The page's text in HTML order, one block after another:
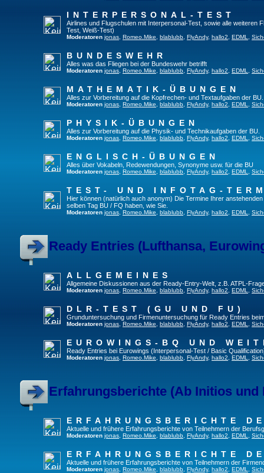
INTERPERSONAL-TEST
Airlines und Flugschulen mit Interpersonal-Test, sowie alle weiteren
Test, Weiß-Test)
Moderatoren jonas Romeo.Mike blablubb FlyAndy, hallo2 EDML
BUNDESWEHR
Alles was das Fliegen bei der Bundeswehr betrifft
Moderatoren jonas Romeo.Mike blablubb FlyAndy, hallo2 EDML
MATHEMATIK-ÜBUNGEN
Alles zur Vorbereitung auf die Kopfrechen- und Textaufgaben der BU.
Moderatoren jonas Romeo.Mike blablubb FlyAndy, hallo2 EDML
PHYSIK-ÜBUNGEN
Alles zur Vorbereitung auf die Physik- und Technikaufgaben der BU.
Moderatoren jonas Romeo.Mike blablubb FlyAndy, hallo2 EDML
ENGLISCH-ÜBUNGEN
Alles über Vokabeln, Redewendungen, Synonyme usw. für die BU
Moderatoren jonas Romeo.Mike blablubb FlyAndy, hallo2 EDML
TEST- UND INFOTAG-
Hier können (natürlich auch anonym) Die Termine Ihrer
selben Tag BU / FQ haben, wie Sie.
Moderatoren jonas Romeo.Mike blablubb FlyAndy, hallo2 EDML
Ready Entries (Lufthansa,
ALLGEMEINES
Allgemeine Diskussionen aus der Ready-Entry-Welt, z.B. ATPL-
Moderatoren jonas Romeo.Mike blablubb FlyAndy, hallo2 EDML
DLR-TEST (GU UND FU)
Grunduntersuchung und Firmenuntersuchung für Ready Entries
Moderatoren jonas Romeo.Mike blablubb FlyAndy, hallo2 EDML
EUROWINGS-BQ UND
Ready Entries bei Eurowings (Interpersonal-Test / Basic
Moderatoren jonas Romeo.Mike blablubb FlyAndy, hallo2 EDML
Erfahrungsberichte (Ab Initios und
ERFAHRUNGSBERICHTE
Aktuelle und frühere Erfahrungsberichte von Teilnehmern der
Moderatoren jonas Romeo.Mike blablubb FlyAndy, hallo2 EDML
ERFAHRUNGSBERICHTE
Aktuelle und frühere Erfahrungsberichte von Teilnehmern der
Moderatoren jonas Romeo.Mike blablubb FlyAndy, hallo2 EDML